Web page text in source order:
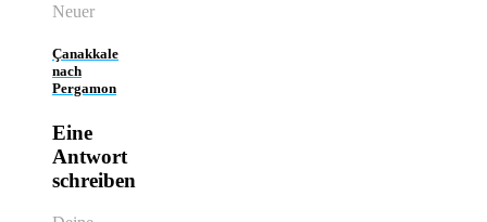
Neuer
Çanakkale
nach
Pergamon
Eine
Antwort
schreiben